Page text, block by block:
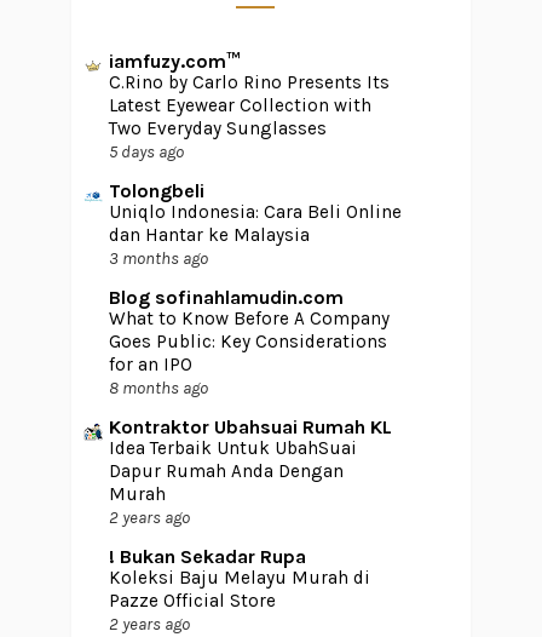
iamfuzy.com™
C.Rino by Carlo Rino Presents Its
Latest Eyewear Collection with
Two Everyday Sunglasses
5 days ago
Tolongbeli
Uniqlo Indonesia: Cara Beli Online
dan Hantar ke Malaysia
3 months ago
Blog sofinahlamudin.com
What to Know Before A Company
Goes Public: Key Considerations
for an IPO
8 months ago
Kontraktor Ubahsuai Rumah KL
Idea Terbaik Untuk UbahSuai
Dapur Rumah Anda Dengan
Murah
2 years ago
! Bukan Sekadar Rupa
Koleksi Baju Melayu Murah di
Pazze Official Store
2 years ago